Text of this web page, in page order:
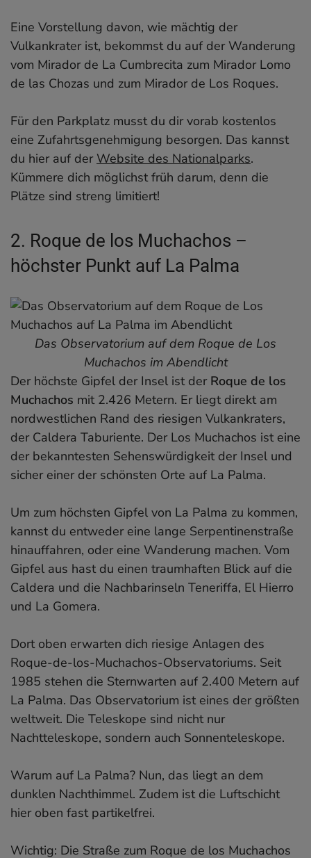
Video mit unseren Highlights auf La Palma
Wo auf La Palma übernachten? Meine Hotel-
Tipps
La Palma-Reiseführer
Eine Vorstellung davon, wie mächtig der
Vulkankrater ist, bekommst du auf der Wanderung
vom Mirador de La Cumbrecita zum Mirador Lomo
de las Chozas und zum Mirador de Los Roques.
Für den Parkplatz musst du dir vorab kostenlos
eine Zufahrtsgenehmigung besorgen. Das kannst
du hier auf derWebsite des Nationalparks.
Kümmere dich möglichst früh darum, denn die
Plätze sind streng limitiert!
2. Roque de los Muchachos –
höchster Punkt auf La Palma
Das Observatorium auf dem Roque de Los
Muchachos im Abendlicht
Der höchste Gipfel der Insel ist der Roque de los
Muchachos mit 2.426 Metern. Er liegt direkt am
nordwestlichen Rand des riesigen Vulkankraters,
der Caldera Taburiente. Der Los Muchachos ist eine
der bekanntesten Sehenswürdigkeit der Insel und
sicher einer der schönsten Orte auf La Palma.
Um zum höchsten Gipfel von La Palma zu kommen,
kannst du entweder eine lange Serpentinenstraße
hinauffahren, oder eine Wanderung machen. Vom
Gipfel aus hast du einen traumhaften Blick auf die
Caldera und die Nachbarinseln Teneriffa, El Hierro
und La Gomera.
Dort oben erwarten dich riesige Anlagen des
Roque-de-los-Muchachos-Observatoriums. Seit
1985 stehen die Sternwarten auf 2.400 Metern auf
La Palma. Das Observatorium ist eines der größten
weltweit. Die Teleskope sind nicht nur
Nachtteleskope, sondern auch Sonnenteleskope.
Warum auf La Palma? Nun, das liegt an dem
dunklen Nachthimmel. Zudem ist die Luftschicht
hier oben fast partikelfrei.
Wichtig: Die Straße zum Roque de los Muchachos